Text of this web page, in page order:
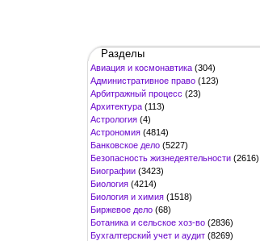
Разделы
Авиация и космонавтика (304)
Административное право (123)
Арбитражный процесс (23)
Архитектура (113)
Астрология (4)
Астрономия (4814)
Банковское дело (5227)
Безопасность жизнедеятельности (2616)
Биографии (3423)
Биология (4214)
Биология и химия (1518)
Биржевое дело (68)
Ботаника и сельское хоз-во (2836)
Бухгалтерский учет и аудит (8269)